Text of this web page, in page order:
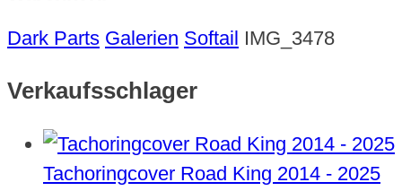
Dark Parts Galerien Softail IMG_3478
Verkaufsschlager
Tachoringcover Road King 2014 - 2025